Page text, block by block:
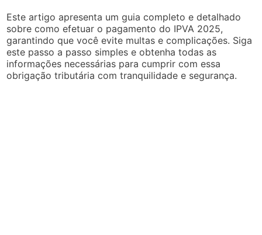
Este artigo apresenta um guia completo e detalhado
sobre como efetuar o pagamento do IPVA 2025,
garantindo que você evite multas e complicações. Siga
este passo a passo simples e obtenha todas as
informações necessárias para cumprir com essa
obrigação tributária com tranquilidade e segurança.